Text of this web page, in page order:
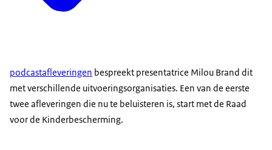
podcastafleveringen bespreekt presentatrice Milou Brand dit
met verschillende uitvoeringsorganisaties. Een van de eerste
twee afleveringen die nu te beluisteren is, start met de Raad
voor de Kinderbescherming.